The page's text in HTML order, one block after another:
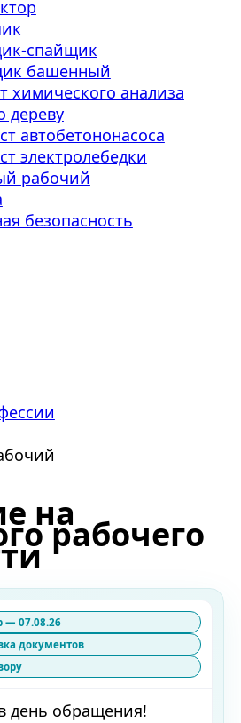
спайщик
башенный
химического анализа
дереву
автобетононасоса
электролебедки
рабочий
безопасность
на
рабочего
— 07.08.26
документов
день обращения!